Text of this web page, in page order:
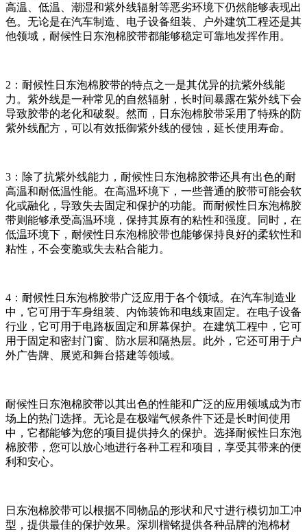
高温、低温、潮湿和紫外线辐射等恶劣环境下仍然能够表现出
色。无论是在汽车制造、电子设备组装、户外建筑工程还是其
他领域，耐候性日东泡棉胶带都能够稳定可靠地发挥作用。
2：耐候性日东泡棉胶带的特点之一是其优异的抗紫外线能
力。紫外线是一种常见的自然辐射，长时间暴露在紫外线下会
导致胶带的老化和破裂。然而，日东泡棉胶带采用了特殊的防
紫外线配方，可以有效抵御紫外线的侵蚀，延长使用寿命。
3：除了抗紫外线能力，耐候性日东泡棉胶带还具有出色的耐
高温和耐低温性能。在高温环境下，一些普通的胶带可能会软
化或融化，导致失去固定和保护的功能。而耐候性日东泡棉胶
带则能够承受高温环境，保持其原有的粘性和强度。同时，在
低温环境下，耐候性日东泡棉胶带也能够保持良好的柔软性和
粘性，不会变脆或失去粘合能力。
4：耐候性日东泡棉胶带广泛应用于各个领域。在汽车制造业
中，它可用于车身组装、内饰装饰和电线束固定。在电子设备
行业，它可用于电路板固定和屏幕保护。在建筑工程中，它可
用于固定和密封门窗、防水层和隔热层。此外，它还可用于户
外广告牌、展览和舞台搭建等领域。
耐候性日东泡棉胶带以其出色的性能和广泛的应用领域成为市
场上的热门选择。无论是在极端气候条件下还是长时间使用
中，它都能够为您的项目提供持久的保护。选择耐候性日东泡
棉胶带，您可以放心地进行各种工程和项目，享受其带来的便
利和安心。
日东泡棉胶带可以根据不同物品的形状和尺寸进行模切加工冲
型，提供最佳的保护效果。深圳楷铭提供各种品牌的泡棉材